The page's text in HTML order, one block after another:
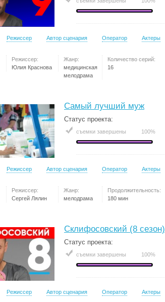
Режиссер Автор сценария Оператор Актеры
Режиссер:
Юлия Краснова
Жанр:
медицинская
мелодрама
Количество серий:
16
Самый лучший муж
Статус проекта:
съемки завершены 100%
Режиссер Автор сценария Оператор Актеры
Режиссер:
Сергей Лялин
Жанр:
мелодрама
Продолжительность:
180 мин
Склифосовский (8 сезон)
Статус проекта:
съемки завершены 100%
Режиссер Автор сценария Оператор Актеры